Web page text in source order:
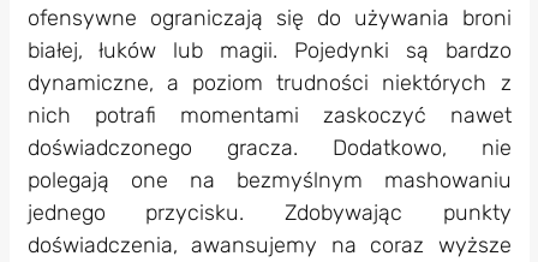
ofensywne ograniczają się do używania broni
białej, łuków lub magii. Pojedynki są bardzo
dynamiczne, a poziom trudności niektórych z
nich potrafi momentami zaskoczyć nawet
doświadczonego gracza. Dodatkowo, nie
polegają one na bezmyślnym mashowaniu
jednego przycisku. Zdobywając punkty
doświadczenia, awansujemy na coraz wyższe